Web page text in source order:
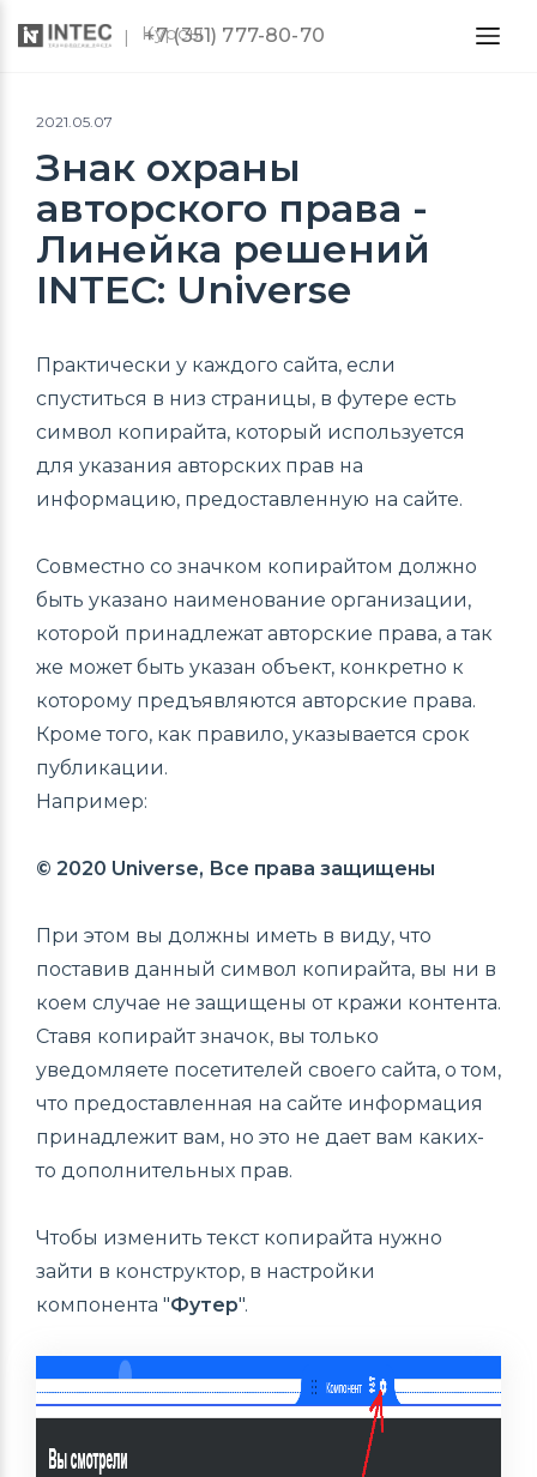
Курсы
+7 (351) 777-80-70
2021.05.07
Знак охраны
авторского права -
Линейка решений
INTEC: Universe
Практически у каждого сайта, если
спуститься в низ страницы, в футере есть
символ копирайта, который используется
для указания авторских прав на
информацию, предоставленную на сайте.
Совместно со значком копирайтом должно
быть указано наименование организации,
которой принадлежат авторские права, а так
же может быть указан объект, конкретно к
которому предъявляются авторские права.
Кроме того, как правило, указывается срок
публикации.
Например:
© 2020 Universe, Все права защищены
При этом вы должны иметь в виду, что
поставив данный символ копирайта, вы ни в
коем случае не защищены от кражи контента.
Ставя копирайтзначок, вы только
уведомляете посетителей своего сайта, о том,
что предоставленная на сайте информация
принадлежит вам, но это не дает вам каких-
то дополнительных прав.
Чтобы изменить текст копирайта нужно
зайти в конструктор, в настройки
компонента "Футер".